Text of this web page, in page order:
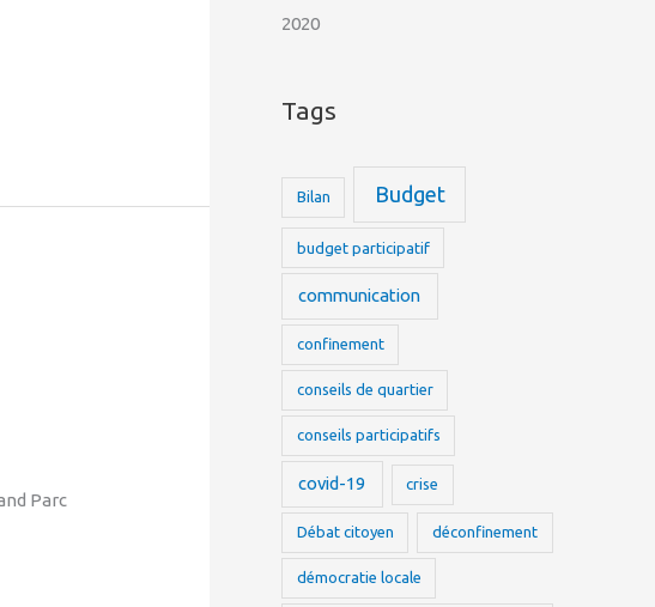
Parc
2020
Tags
Bilan Budget
budget participatif
communication
confinement
conseils de quartier
conseils participatifs
covid-19 crise
Débat citoyen déconfinement
démocratie locale